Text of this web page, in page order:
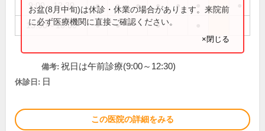
9:00～12:30 ● ● ● ● ●
15:00～18:00 ● ● ●
お盆(8月中旬)は休診・休業の場合があります。来院前
に必ず医療機関に直接ご確認ください。
×閉じる
備考: 祝日は午前診療(9:00～12:30)
休診日: 日
この医院の詳細をみる